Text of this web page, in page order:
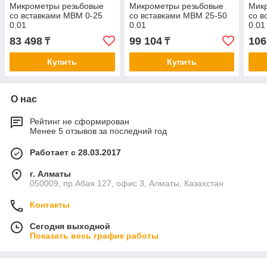
Микрометры резьбовые
со вставками МВМ 0-25
0.01
83 498 ₸
Купить
Микрометры резьбовые
со вставками МВМ 25-50
0.01
99 104₸
Купить
со
0.01
О нас
Рейтинг не сформирован
Менее 5 отзывов за последний год
Работает с 28.03.2017
г. Алматы
050009, пр.Абая 127, офис 3, Алматы, Казахстан
Контакты
Сегодня выходной
Показать весь график работы